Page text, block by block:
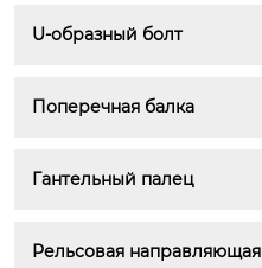
U-образный болт
Поперечная балка
Гантельный палец
Рельсовая направляющая